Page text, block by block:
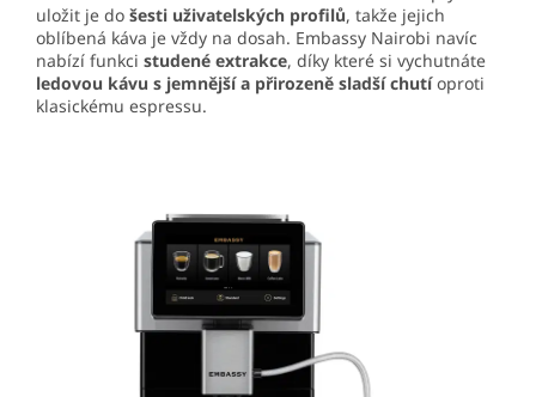
uložit je do šesti uživatelských profilů, takže jejich
oblíbená káva je vždy na dosah. Embassy Nairobi navíc
nabízí funkci studené extrakce, díky které si vychutnáte
ledovou kávu s jemnější a přirozeně sladší chutíoproti
klasickému espressu.